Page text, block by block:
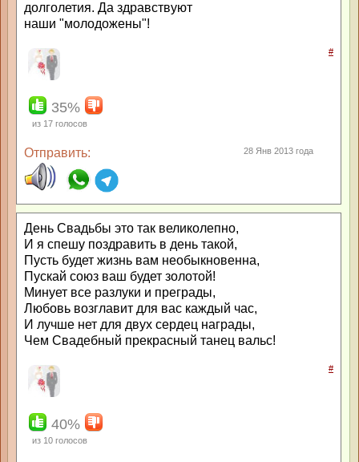
долголетия. Да здравствуют
наши "молодожены"!
#
35%
из 17 голосов
Отправить: 28 Янв 2013 года
День Свадьбы это так великолепно,
И я спешу поздравить в день такой,
Пусть будет жизнь вам необыкновенна,
Пускай союз ваш будет золотой!
Минует все разлуки и преграды,
Любовь возглавит для вас каждый час,
И лучше нет для двух сердец награды,
Чем Свадебный прекрасный танец вальс!
#
40%
из 10 голосов